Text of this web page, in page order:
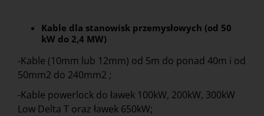
Kable dla stanowisk przemysłowych (od 50
kW do 2,4 MW)
-Kable (10mm lub 12mm) od 5m do ponad 40m i od
50mm2 do 240mm2 ;
-Kable powerlock do ławek 100kW, 200kW, 300kW
Low Delta T oraz ławek 650kW;